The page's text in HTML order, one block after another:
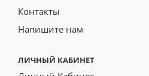
Контакты
Напишите нам
ЛИЧНЫЙ КАБИНЕТ